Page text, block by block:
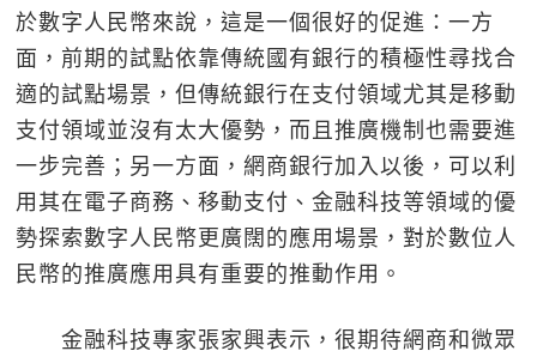
於數字人民幣來說，這是一個很好的促進：一方
面，前期的試點依靠傳統國有銀行的積極性尋找合
適的試點場景，但傳統銀行在支付領域尤其是移動
支付領域並沒有太大優勢，而且推廣機制也需要進
一步完善；另一方面，網商銀行加入以後，可以利
用其在電子商務、移動支付、金融科技等領域的優
勢探索數字人民幣更廣闊的應用場景，對於數位人
民幣的推廣應用具有重要的推動作用。
金融科技專家張家興表示，很期待網商和微眾